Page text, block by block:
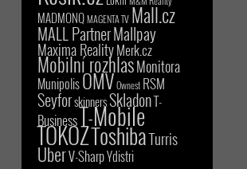
MADMONQMAGENTA TV Mall.cz
MALL PartnerMallpay
Maxima RealityMerk.cz
Mobilní rozhlasMonitora
MunipolisOMVOwnest RSM
SeyforskinnersSkladonT-
BusinessT-Mobile
TOKOZToshibaTurris
UberV-SharpYdistri